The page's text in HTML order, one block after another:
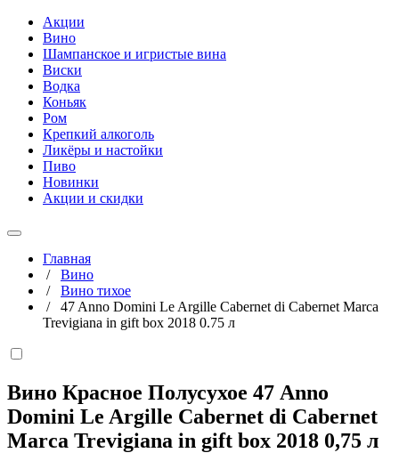
Акции
Вино
Шампанское и игристые вина
Виски
Водка
Коньяк
Ром
Крепкий алкоголь
Ликёры и настойки
Пиво
Новинки
Акции и скидки
Главная
/ Вино
/ Вино тихое
/ 47 Anno Domini Le Argille Cabernet di Cabernet Marca
Trevigiana in gift box 2018 0.75 л
Вино Красное Полусухое 47 Anno
Domini Le Argille Cabernet di Cabernet
Marca Trevigiana in gift box 2018 0,75 л